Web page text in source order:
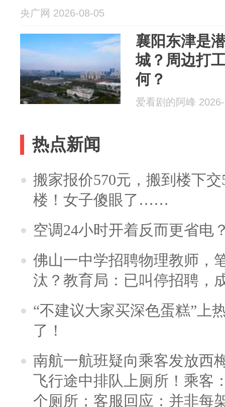
央广网 2026-08-05
襄阳东津是
城？周边打
何？
爱看剧的阿峰
热点新闻
搬家报价570元，搬到楼下
楼！女子傻眼了……
空调24小时开着反而更省电
佛山一中学招聘物理教师，
汰？教育局：已叫停招聘，
“不建议大家买深色蛋糕”上
了！
南航一航班疑向乘客发放西
飞行途中排队上厕所！乘客
个厕所；客服回应：并非每